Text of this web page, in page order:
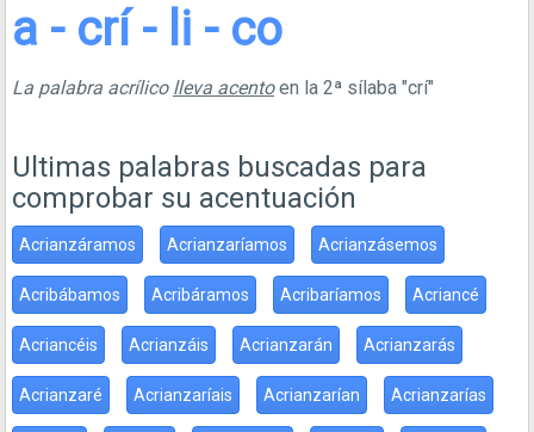
a - crí - li - co
La palabra acrílico lleva acentoen la 2ª sílaba "crí"
Ultimas palabras buscadas para
comprobar su acentuación
Acrianzáramos Acrianzaríamos Acrianzásemos
Acribábamos Acribáramos Acribaríamos Acriancé
Acriancéis Acrianzáis Acrianzarán Acrianzarás
Acrianzaré Acrianzaríais Acrianzarían Acrianzarías